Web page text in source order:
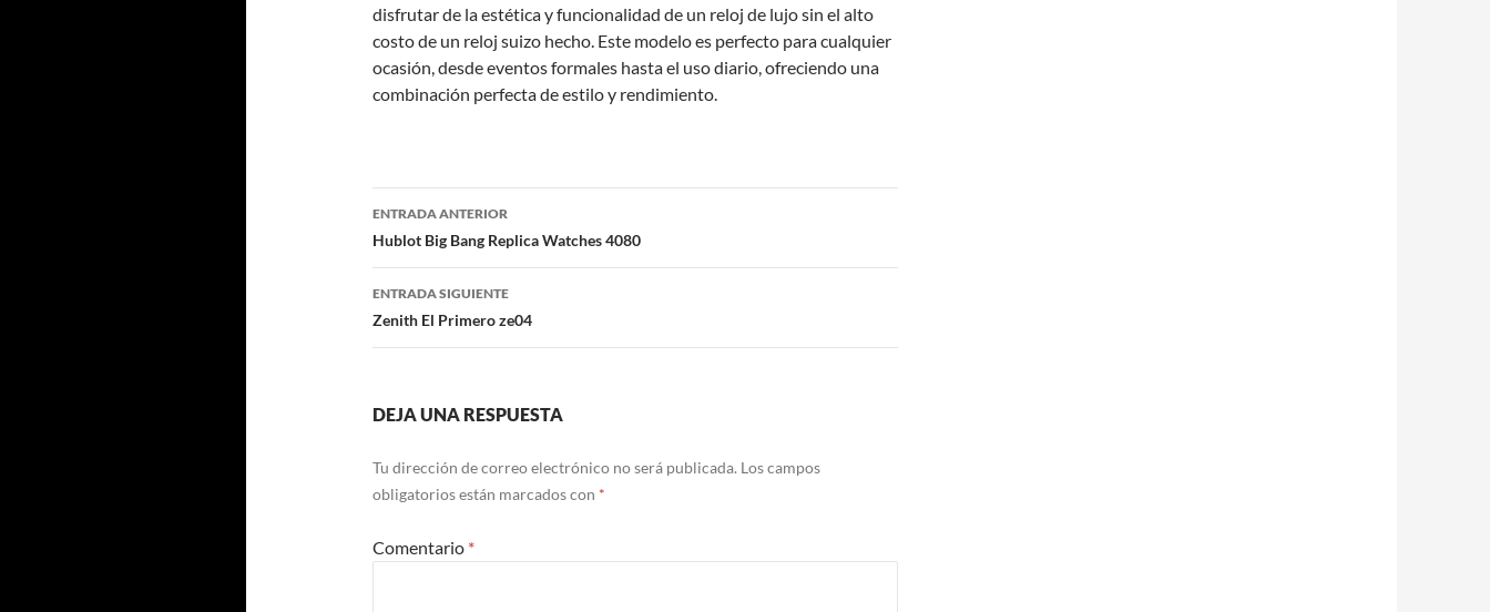
disfrutar de la estética y funcionalidad de un reloj de lujo sin el alto
costo de un reloj suizo hecho. Este modelo es perfecto para cualquier
ocasión, desde eventos formales hasta el uso diario, ofreciendo una
combinación perfecta de estilo y rendimiento.
Navegación
de
entradas
ENTRADA ANTERIOR
Hublot Big Bang Replica Watches 4080
ENTRADA SIGUIENTE
Zenith El Primero ze04
DEJA UNA RESPUESTA
Tu dirección de correo electrónico no será publicada. Los campos
obligatorios están marcados con *
Comentario *